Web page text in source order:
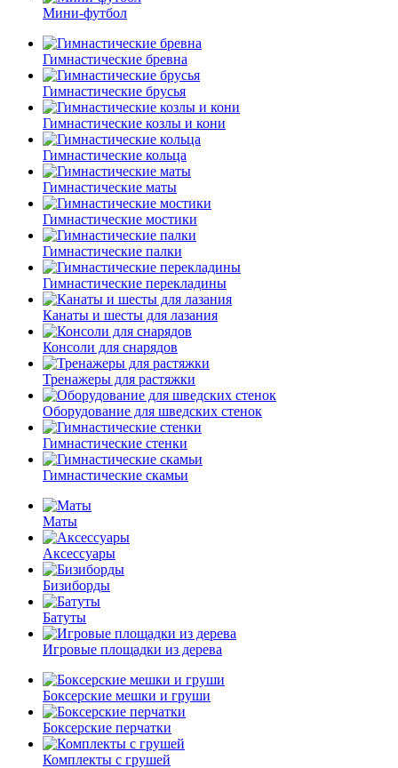
Мини-футбол
Гимнастические бревна
Гимнастические брусья
Гимнастические козлы и кони
Гимнастические кольца
Гимнастические маты
Гимнастические мостики
Гимнастические палки
Гимнастические перекладины
Канаты и шесты для лазания
Консоли для снарядов
Тренажеры для растяжки
Оборудование для шведских стенок
Гимнастические стенки
Гимнастические скамьи
Маты
Аксессуары
Бизиборды
Батуты
Игровые площадки из дерева
Боксерские мешки и груши
Боксерские перчатки
Комплекты с грушей